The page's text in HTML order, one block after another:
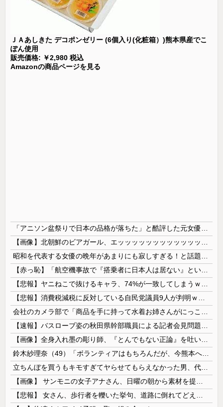
ＪＡあしきた デコポンゼリー (6個入り(化粧箱）)熊本県産でこ
ぽん使用
販売価格: ￥2,980 税込
Amazonの商品ページを見る